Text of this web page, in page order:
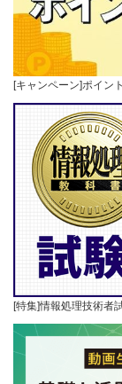
[キャンペーン]ポイン
[特集]情報処理技術者